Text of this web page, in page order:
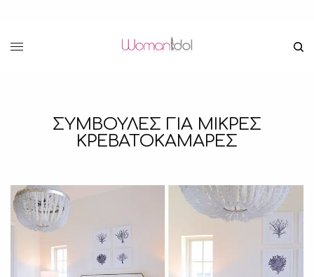
ΣΥΜΒΟΥΛΕΣ ΓΙΑ ΜΙΚΡΕΣ
ΚΡΕΒΑΤΟΚΑΜΑΡΕΣ